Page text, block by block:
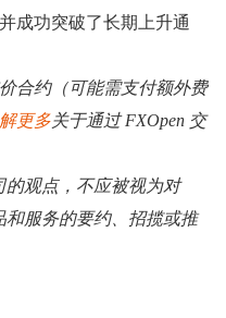
成功突破了长期上升通
合约（可能需支付额外费
更多关于通过 FXOpen 交
的观点，不应被视为对
和服务的要约、招揽或推